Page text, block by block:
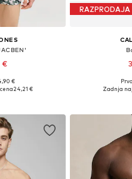
€
S, M, L, XL
€
24,21 €
RAZPRODAJA
Zadnja